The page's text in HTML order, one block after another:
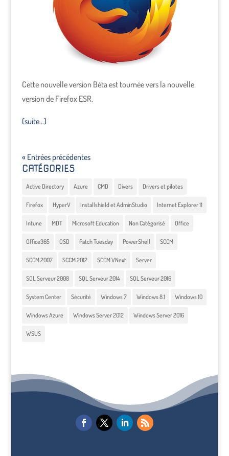
Cette nouvelle version Béta est tournée vers la nouvelle
version de Firefox ESR.
(suite…)
« Entrées précédentes
CATÉGORIES
Active Directory Azure CMD Divers Drivers et pilotes
Firefox HyperV Installshield et AdminStudio Internet Explorer 11
Intune MDT Microsoft Education Non Catégorisé Office
Office365 OSD Patch Tuesday PowerShell SCCM
SCCM 2007 SCCM 2012 SCCM VNext Server
SQL Serveur 2008 SQL Serveur 2014 SQL Serveur 2016
System Center Sécurité Windows 7 Windows 8.1 Windows 10
Windows Azure Windows Server 2012 Windows Server 2016
WSUS